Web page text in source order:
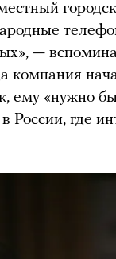
—
компания
ему «нужно
России, где